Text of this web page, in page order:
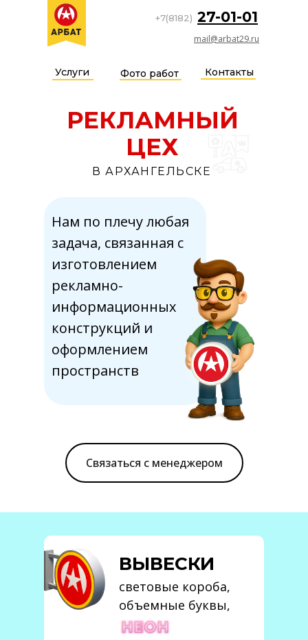
Услуги Фото работ Контакты
mail@arbat29.ru
27-01-01
+7(8182)
Нам по плечу любая
задача, связанная с
изготовлением
рекламно-
информационных
конструкций и
оформлением
пространств
РЕКЛАМНЫЙ
ЦЕХ
В АРХАНГЕЛЬСКЕ
Связаться с менеджером
световые короба,
объемные буквы,
ВЫВЕСКИ